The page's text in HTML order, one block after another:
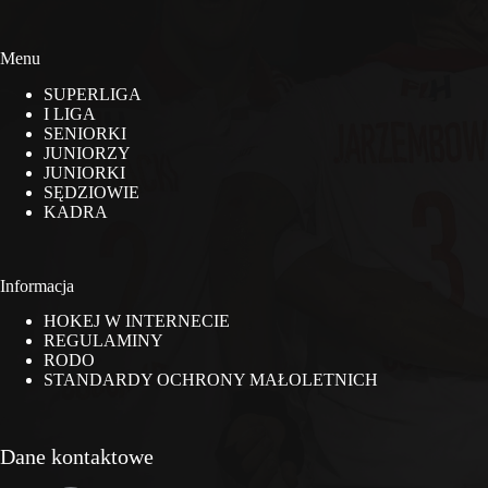
Menu
SUPERLIGA
I LIGA
SENIORKI
JUNIORZY
JUNIORKI
SĘDZIOWIE
KADRA
Informacja
HOKEJ W INTERNECIE
REGULAMINY
RODO
STANDARDY OCHRONY MAŁOLETNICH
Dane kontaktowe